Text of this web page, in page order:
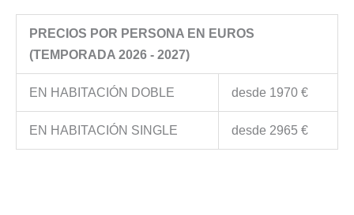
PRECIOS POR PERSONA EN EUROS
(TEMPORADA 2026 - 2027)
EN HABITACIÓN DOBLE desde 1970 €
EN HABITACIÓN SINGLE desde 2965 €